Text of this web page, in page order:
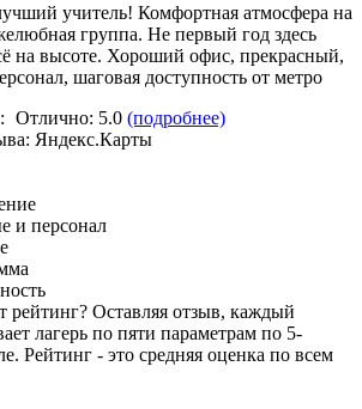
учитель! Комфортная атмосфера на
группа. Не первый год здесь
на высоте. Хороший офис, прекрасный,
, шаговая доступность от метро
Отлично: 5.0 (подробнее)
Яндекс.Карты
и персонал
рейтинг? Оставляя отзыв, каждый
лагерь по пяти параметрам по 5-
Рейтинг - это средняя оценка по всем